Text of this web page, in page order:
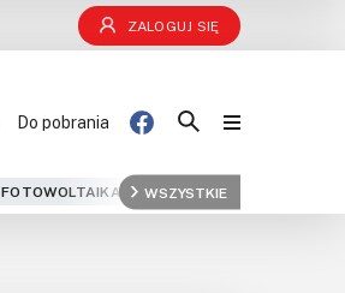
ZALOGUJ SIĘ
Do pobrania
FOTOWOLTAIKA FPGA GPS
WSZYSTKIE